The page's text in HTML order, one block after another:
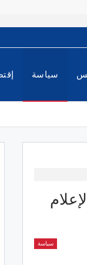
سياسة
سياسة